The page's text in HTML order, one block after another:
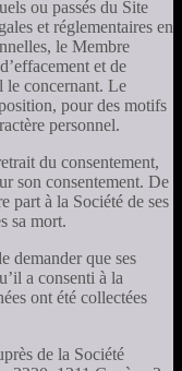
ou passés du Site
et réglementaires en
le Membre
et de
le concernant. Le
pour des motifs
personnel.
du consentement,
son consentement. De
part à la Société de ses
sa mort.
demander que ses
a consenti à la
ont été collectées
de la Société